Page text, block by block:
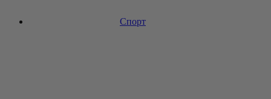
Спорт